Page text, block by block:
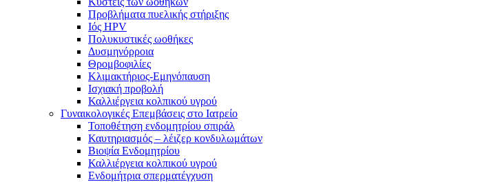
Προβλήματα πυελικής στήριξης
Ιός HPV
Πολυκυστικές ωοθήκες
Δυσμηνόρροια
Θρομβοφιλίες
Κλιμακτήριος-Εμηνόπαυση
Ισχιακή προβολή
Καλλιέργεια κολπικού υγρού
Γυναικολογικές Επεμβάσεις στο Ιατρείο
Τοποθέτηση ενδομητρίου σπιράλ
Καυτηριασμός – λέιζερ κονδυλωμάτων
Βιοψία Ενδομητρίου
Καλλιέργεια κολπικού υγρού
Ενδομήτρια σπερματέγχυση